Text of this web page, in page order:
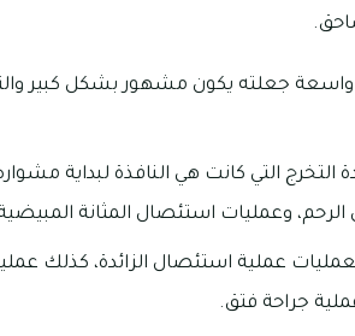
التي كانت هي النافذة لبداية
وعمليات استئصال المثانة
عملية استئصال الزائدة، كذلك عملية
جراحة فتق.